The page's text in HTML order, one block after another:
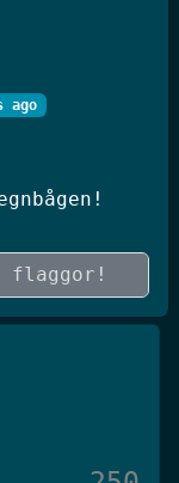
250
ago